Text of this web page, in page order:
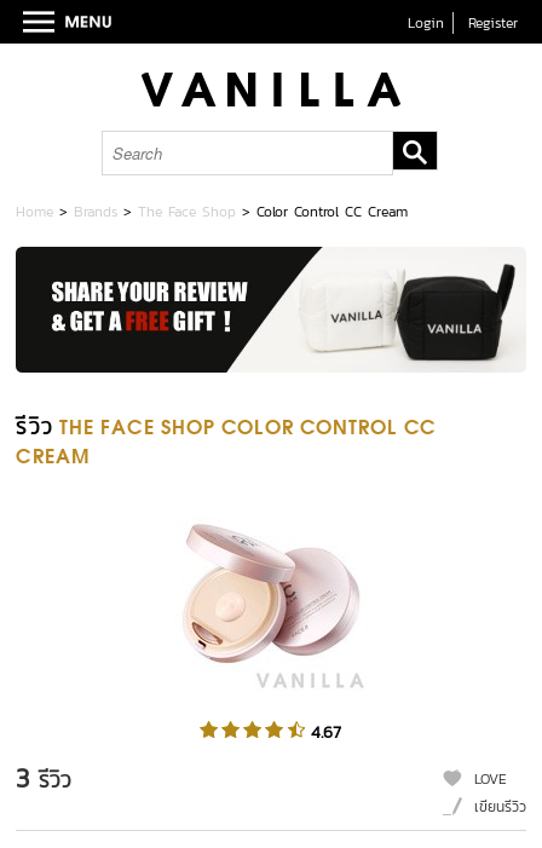
Login Register
Home > Brands >The Face Shop >Color Control CC Cream
รีวิว THE FACE SHOP COLOR CONTROL CC
CREAM
4.67
3 รีวิว
LOVE
เขียนรีวิว